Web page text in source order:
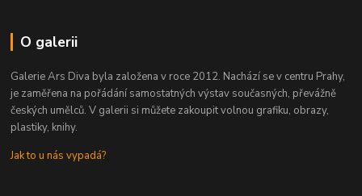
O galerii
Galerie Ars Diva byla založena v roce 2012. Nachází se v centru Prahy,
je zaměřena na pořádání samostatných výstav současných, převážně
českých umělců. V galerii si můžete zakoupit volnou grafiku, obrazy,
plastiky, knihy.
Jak to u nás vypadá?